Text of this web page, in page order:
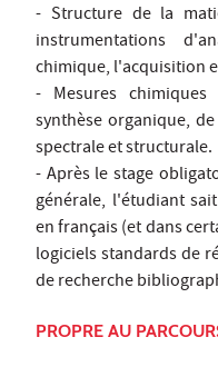
- Structure de la
instrumentations
chimique, l'acquisition
- Mesures
synthèse organique,
spectrale et structurale.
- Après le stage
générale, l'étudiant
en français (et dans
logiciels standards de
de recherche
PROPRE AU